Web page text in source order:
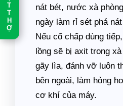
T
T
H
Ợ
nát bét, nước xà
ngày làm rỉ sét phá
Nếu cố chấp dùng
lồng sẽ bị axit trong
gãy lìa, đánh vỡ luôn
bên ngoài, làm hỏng
cơ khí của máy.